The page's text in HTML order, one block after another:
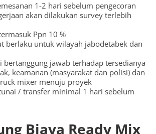
1-2 hari sebelum pengecoran
akan dilakukan survey terlebih
Ppn 10 %
berlaku untuk wilayah jabodetabek dan
bertanggung jawab terhadap tersedianya
keamanan (masyarakat dan polisi) dan
mixer menuju proyek
/ transfer minimal 1 hari sebelum
Biaya Ready Mix